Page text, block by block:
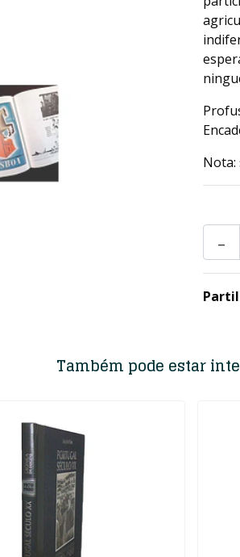
Nota:
-
Também pode estar